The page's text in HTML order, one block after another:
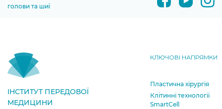
голови та шиї
ІНСТИТУТ ПЕРЕДОВОЇ
МЕДИЦИНИ
КЛЮЧОВІ НАПРЯМКИ
Пластична хірургія
Клітинні технології
SmartCell